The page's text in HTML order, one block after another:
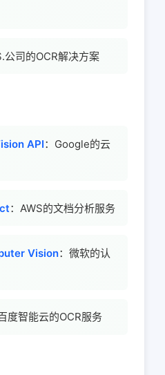
公司的OCR解决方案
API：Google的云
：AWS的文档分析服务
Vision：微软的认
度智能云的OCR服务